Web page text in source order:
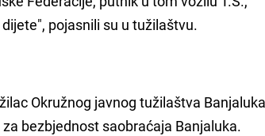
pojasnili su u tužilaštvu.
Okružnog javnog tužilaštva
bezbjednost saobraćaja Banjaluka.